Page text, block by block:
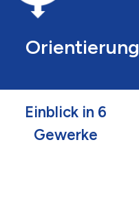
Orientierung
Einblick in 6
Gewerke